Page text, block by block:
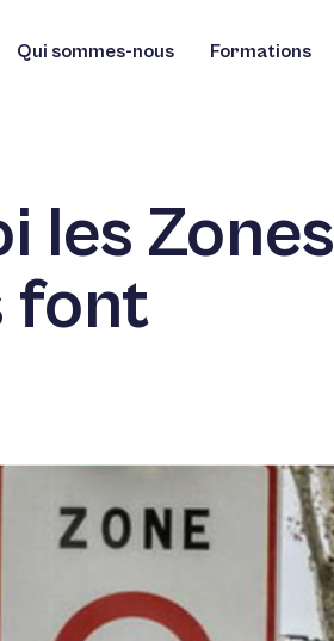
Qui sommes-nous Formations
les Zones
font